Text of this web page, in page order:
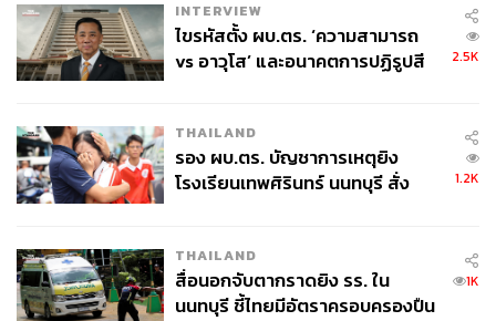
INTERVIEW
ไขรหัสตั้ง ผบ.ตร. ‘ความสามารถ
vs อาวุโส’ และอนาคตการปฏิรูปสี
2.5K
THAILAND
รอง ผบ.ตร. บัญชาการเหตุยิง
โรงเรียนเทพศิรินทร์ นนทบุรี สั่ง
1.2K
THAILAND
สื่อนอกจับตากราดยิง รร. ใน
นนทบุรี ชี้ไทยมีอัตราครอบครองปืน
1K